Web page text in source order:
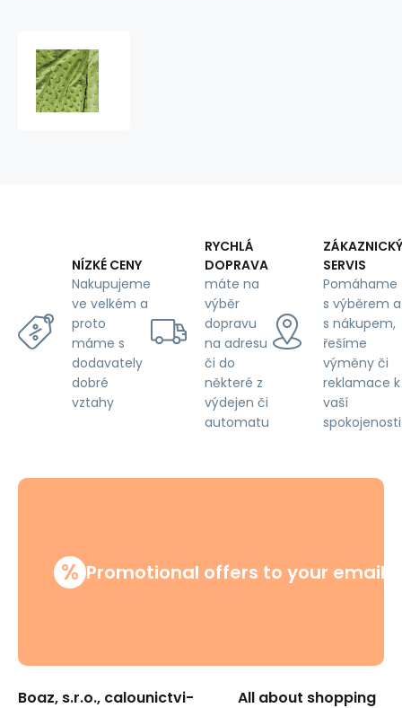
meter,
celadon
NÍZKÉ CENY
Nakupujeme
ve velkém a
proto
máme s
dodavately
dobré
vztahy
RYCHLÁ
DOPRAVA
máte na
výběr
dopravu
na adresu
či do
některé z
výdejen či
automatu
ZÁKAZNICKÝ
SERVIS
Pomáhame
s výběrem a
s nákupem,
řešíme
výměny či
reklamace k
vaší
spokojenosti
% Promotional offers to your email
Boaz, s.r.o., calounictvi-
All about shopping